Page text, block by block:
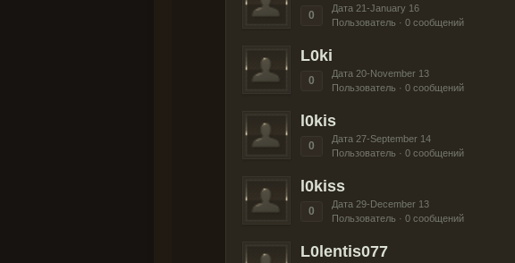
0
Дата 21-January 16
Пользователь · 0 сообщений
L0ki
0
Дата 20-November 13
Пользователь · 0 сообщений
l0kis
0
Дата 27-September 14
Пользователь · 0 сообщений
l0kiss
0
Дата 29-December 13
Пользователь · 0 сообщений
L0lentis077